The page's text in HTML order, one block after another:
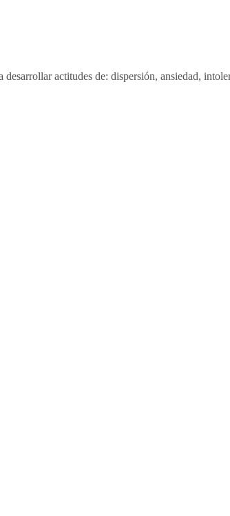
actitudes de: dispersión, ansiedad,